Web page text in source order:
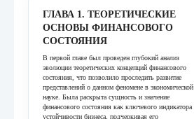
ГЛАВА 1. ТЕОРЕТИЧЕСКИЕ
ОСНОВЫ ФИНАНСОВОГО
СОСТОЯНИЯ
В первой главе был проведен глубокий анализ
эволюции теоретических концепций финансового
состояния, что позволило проследить развитие
представлений о данном феномене в экономической
науке. Была раскрыта сущность и значение
финансового состояния как ключевого индикатора
устойчивости бизнеса, подчеркивая его